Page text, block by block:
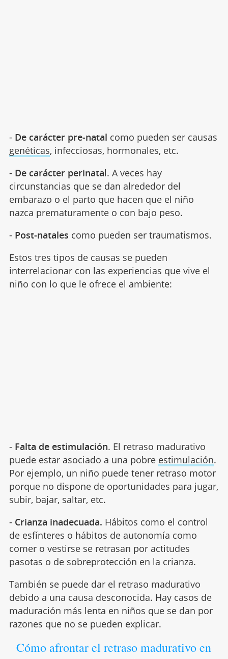
- De carácter pre-natal como pueden ser causas
genéticas, infecciosas, hormonales, etc.
- De carácter perinatal. A veces hay
circunstancias que se dan alrededor del
embarazo o el parto que hacen que el niño
nazca prematuramente o con bajo peso.
- Post-natales como pueden ser traumatismos.
Estos tres tipos de causas se pueden
interrelacionar con las experiencias que vive el
niño con lo que le ofrece el ambiente:
- Falta de estimulación. El retraso madurativo
puede estar asociado a una pobre estimulación.
Por ejemplo, un niño puede tener retraso motor
porque no dispone de oportunidades para jugar,
subir, bajar, saltar, etc.
- Crianza inadecuada. Hábitos como el control
de esfínteres o hábitos de autonomía como
comer o vestirse se retrasan por actitudes
pasotas o de sobreprotección en la crianza.
También se puede dar el retraso madurativo
debido a una causa desconocida. Hay casos de
maduración más lenta en niños que se dan por
razones que no se pueden explicar.
Cómo afrontar el retraso madurativo en